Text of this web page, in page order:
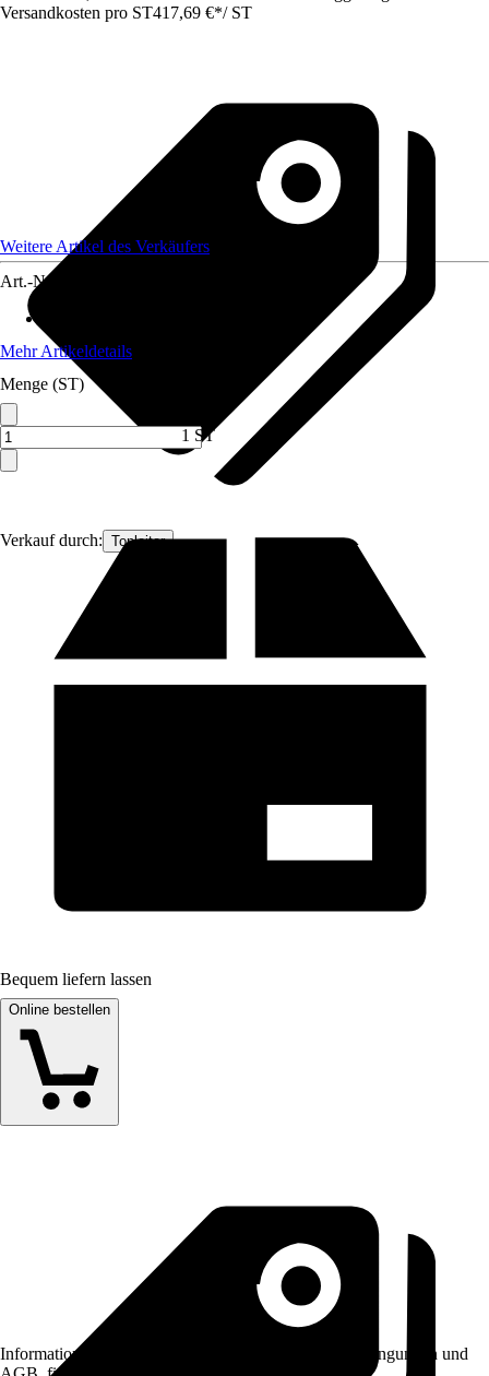
Versandkosten pro ST417,69 €*/ ST
Verkauf durch: Topleiter
Weitere Artikel des Verkäufers
Art.-Nr.
Mehr Artikeldetails
Menge (ST)
1 ST
Bequem liefern lassen
Online bestellen
Informationen des Verkäufers, wie z. B. Rückgabebedingungen und